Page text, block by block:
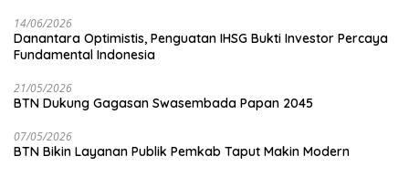
14/06/2026
Danantara Optimistis, Penguatan IHSG Bukti Investor Percaya
Fundamental Indonesia
21/05/2026
BTN Dukung Gagasan Swasembada Papan 2045
07/05/2026
BTN Bikin Layanan Publik Pemkab Taput Makin Modern